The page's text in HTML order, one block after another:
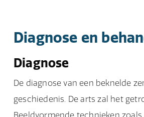
Diagnose en
Diagnose
De diagnose van een beknelde
geschiedenis. De arts zal het
Beeldvormende technieken